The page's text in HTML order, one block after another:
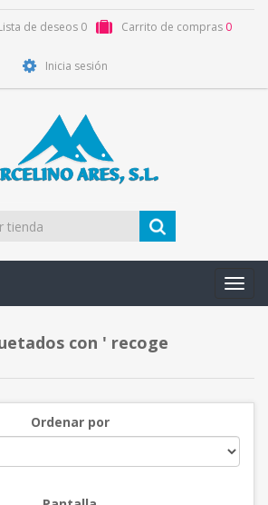
de deseos 0 Carrito de compras 0
Inicia sesión
con ' recoge
Ordenar por